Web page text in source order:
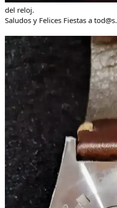
del reloj.
Saludos y Felices Fiestas a tod@s.